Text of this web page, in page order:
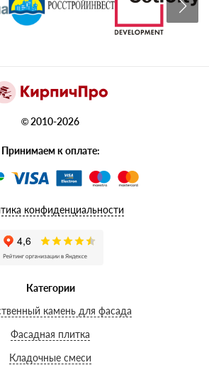
© 2010-2026
Принимаем к оплате:
конфиденциальности
Категории
камень для фасада
Фасадная плитка
Кладочные смеси